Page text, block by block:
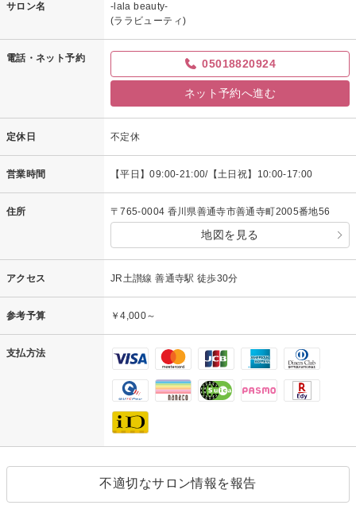
サロン名
-lala beauty-
(ララビューティ)
電話・ネット予約 05018820924
ネット予約へ進む
定休日 不定休
営業時間 【平日】09:00-21:00/【土日祝】10:00-17:00
住所 〒765-0004 香川県善通寺市善通寺町2005番地56
地図を見る
アクセス JR土讃線 善通寺駅 徒歩30分
参考予算 ￥4,000～
支払方法
不適切なサロン情報を報告